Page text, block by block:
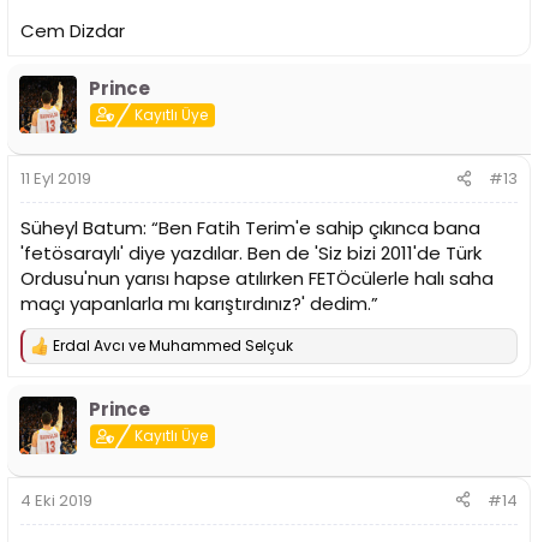
Cem Dizdar
Prince
Kayıtlı Üye
11 Eyl 2019 #13
Süheyl Batum: “Ben Fatih Terim'e sahip çıkınca bana
'fetösaraylı' diye yazdılar. Ben de 'Siz bizi 2011'de Türk
Ordusu'nun yarısı hapse atılırken FETÖcülerle halı saha
maçı yapanlarla mı karıştırdınız?' dedim.”
T
p
k
i
l
:
Erdal Avcı veMuhammed Selçuk
Prince
Kayıtlı Üye
4 Eki 2019 #14